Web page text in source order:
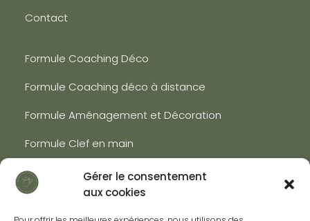
Gérer le consentement
aux cookies
Contact
Formule Coaching Déco
Formule Coaching déco à distance
Formule Aménagement et Décoration
Formule Clef en main
Politique de Cookies